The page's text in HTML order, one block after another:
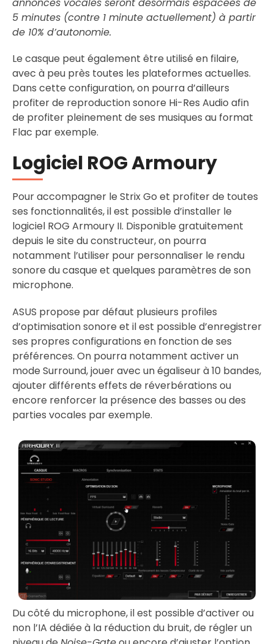
5 minutes (contre 1 minute actuellement) à partir
de 10% d’autonomie.
Le casque peut également être utilisé en filaire,
avec à peu près toutes les plateformes actuelles.
Dans cette configuration, on pourra d’ailleurs
profiter de reproduction sonore Hi-Res Audio afin
de profiter pleinement de ses musiques au format
Flac par exemple.
Logiciel ROG Armoury
Pour accompagner le Strix Go et profiter de toutes
ses fonctionnalités, il est possible d’installer le
logiciel ROG Armoury II. Disponible gratuitement
depuis le site du constructeur, on pourra
notamment l’utiliser pour personnaliser le rendu
sonore du casque et quelques paramètres de son
microphone.
ASUS propose par défaut plusieurs profiles
d’optimisation sonore et il est possible d’enregistrer
ses propres configurations en fonction de ses
préférences. On pourra notamment activer un
mode Surround, jouer avec un égaliseur à 10 bandes,
ajouter différents effets de réverbérations ou
encore renforcer la présence des basses ou des
parties vocales par exemple.
Du côté du microphone, il est possible d’activer ou
non l’IA dédiée à la réduction du bruit, de régler un